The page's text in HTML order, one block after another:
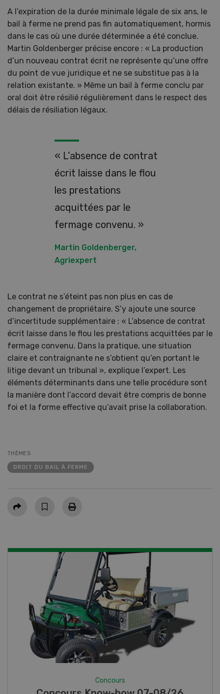
A l’expiration de la durée minimale légale de six ans, le
bail à ferme ne prend pas fin automatiquement, hormis
dans le cas où une durée déterminée a été conclue.
Martin Goldenberger précise encore : « La production
d’un nouveau contrat écrit ne représente qu’une offre
du point de vue juridique et ne se substitue pas à la
relation existante. » Même un bail à ferme conclu par
oral doit être résilié régulièrement dans le respect des
délais de résiliation légaux.
« L’absence de contrat
écrit laisse dans le flou
les prestations
acquittées par le
fermage convenu. »
Martin Goldenberger,
Agriexpert
Le contrat ne s’éteint pas non plus en cas de
changement de propriétaire. S’y ajoute une source
d’incertitude supplémentaire : « L’absence de contrat
écrit laisse dans le flou les prestations acquittées par le
fermage convenu. Dans la pratique, une situation
claire et contraignante ne s’obtient qu’en portant le
litige devant un tribunal », explique l’expert. Les
éléments déterminants dans une telle procédure sont
la manière dont l’accord devait être compris de bonne
foi et la forme effective qu’avait prise la collaboration.
THÈMES
DROIT DU BAIL À FERME
Partager